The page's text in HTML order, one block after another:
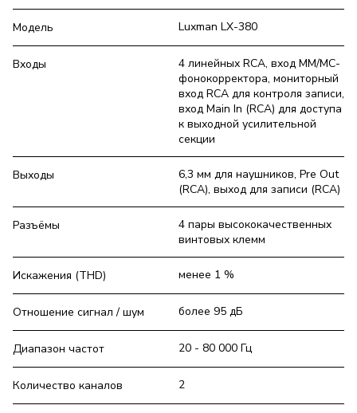
Модель Luxman LX-380
Входы
4 линейных RCA, вход MM/MC-
фонокорректора, мониторный
вход RCA для контроля записи,
вход Main In (RCA) для доступа
к выходной усилительной
секции
Выходы
6,3 мм для наушников, Pre Out
(RCA), выход для записи (RCA)
Разъёмы
4 пары высококачественных
винтовых клемм
Искажения (THD) менее 1 %
Отношение сигнал / шум более 95 дБ
Диапазон частот 20 - 80 000 Гц
Количество каналов 2